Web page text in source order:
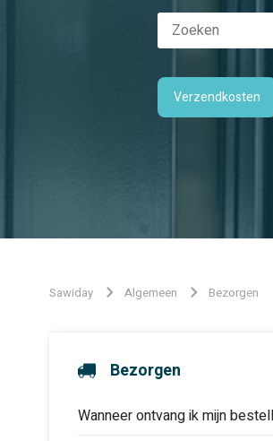
Verzendkosten
Sawiday Algemeen Bezorgen
Bezorgen
Wanneer ontvang ik mijn